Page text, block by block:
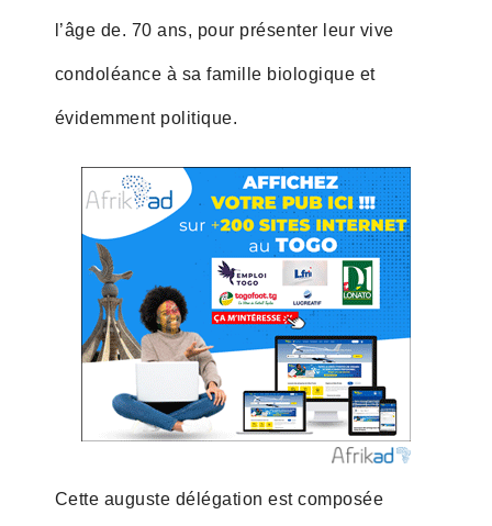
l’âge de. 70 ans, pour présenter leur vive
condoléance à sa famille biologique et
évidemment politique.
Cette auguste délégation est composée